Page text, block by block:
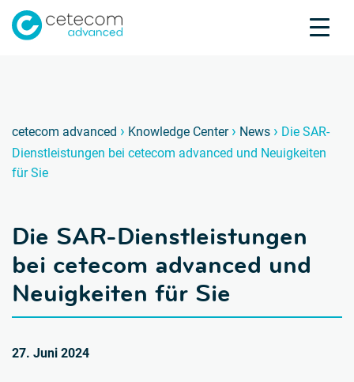
Branchen
Knowledge Center
cetecom advanced › Knowledge Center › News › Die SAR-
Dienstleistungen bei cetecom advanced und Neuigkeiten
für Sie
Die SAR-Dienstleistungen
bei cetecom advanced und
Neuigkeiten für Sie
27. Juni 2024